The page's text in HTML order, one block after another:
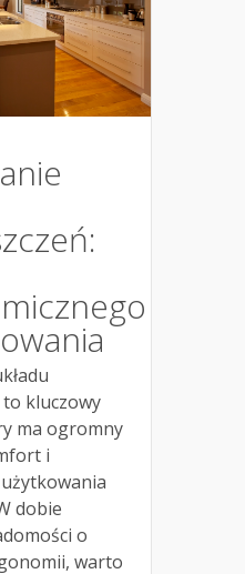
kluczowy
ma ogromny
i
dobie
o
warto